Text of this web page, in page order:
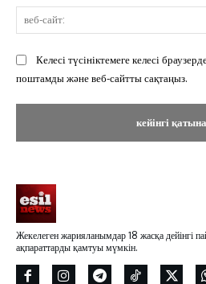
Келесі түсініктемеге келесі
поштамды және веб-сайтты сақтаңыз.
Жекелеген жарияланымдар 18 жасқа дейінгі
ақпараттарды қамтуы мүмкін.